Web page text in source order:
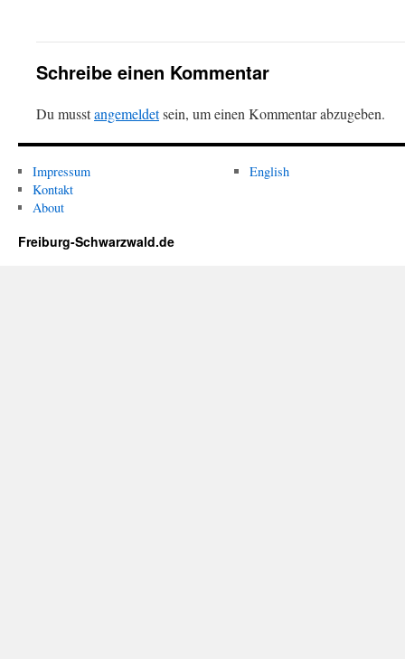
Schreibe einen Kommentar
Du musstangemeldetsein, um einen Kommentar abzugeben.
Impressum
Kontakt
About
English
Freiburg-Schwarzwald.de